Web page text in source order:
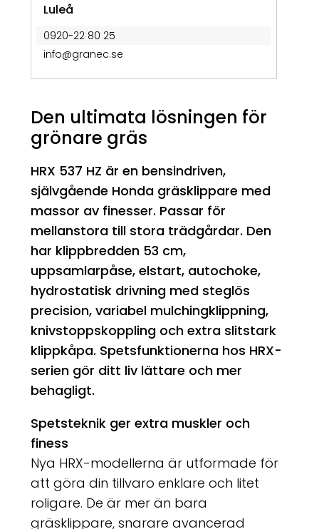
Luleå
0920-22 80 25
info@granec.se
Den ultimata lösningen för
grönare gräs
HRX 537 HZ är en bensindriven,
självgående Honda gräsklippare med
massor av finesser. Passar för
mellanstora till stora trädgårdar. Den
har klippbredden 53 cm,
uppsamlarpåse, elstart, autochoke,
hydrostatisk drivning med steglös
precision, variabel mulchingklippning,
knivstoppskoppling och extra slitstark
klippkåpa. Spetsfunktionerna hos HRX-
serien gör ditt liv lättare och mer
behagligt.
Spetsteknik ger extra muskler och
finess
Nya HRX-modellerna är utformade för
att göra din tillvaro enklare och litet
roligare. De är mer än bara
gräsklippare, snarare avancerad